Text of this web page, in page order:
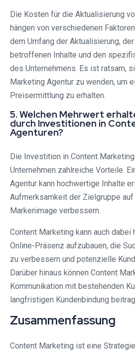
Die Kosten für die Aktualisierung
hängen von verschiedenen
dem Umfang der Aktualisierung,
betroffenen Inhalte und den
des Unternehmens. Es ist ratsam,
Marketing Agentur zu wenden, um
Preisermittlung zu erhalten.
5. Welchen Mehrwert
durch Investitionen in
Agenturen?
Die Investition in Content
Unternehmen zahlreiche Vorteile.
Agentur kann hochwertige Inhalte
Aufmerksamkeit der Zielgruppe
Markenimage verbessern.
Content Marketing kann auch dabei
Online-Präsenz aufzubauen, die
zu verbessern und potenzielle
Darüber hinaus können Content
Kommunikation mit bestehenden
langfristigen Kundenbindung
Zusammenfassung
Content Marketing ist eine